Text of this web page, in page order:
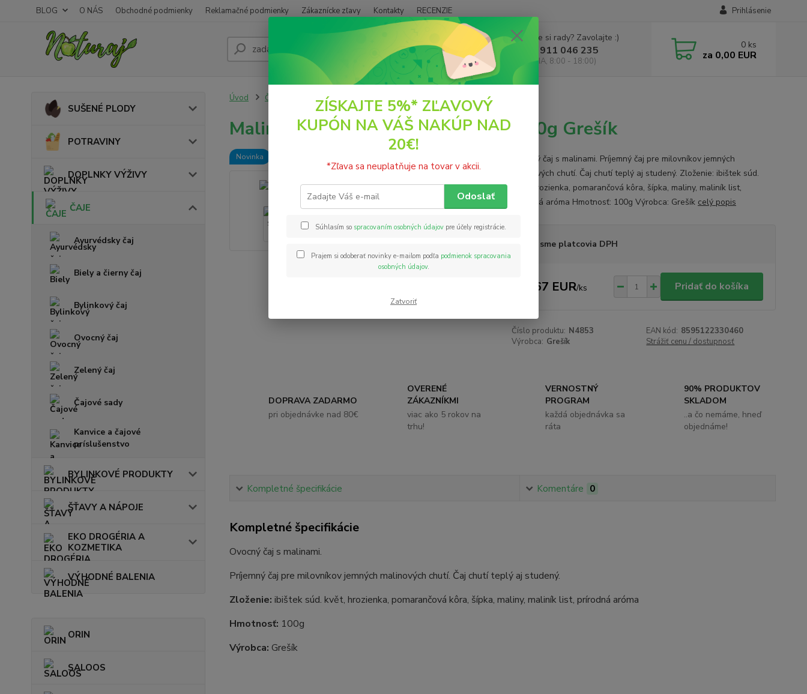
BLOG O NÁS Obchodné podmienky Reklamačné podmienky Zákaznícke zľavy Kontakty RECENZIE Prihlásenie
Hľadať
Neviete si rady? Zavolajte :)
+421 911 046 235
(PO - PIA, 8:00 - 18:00)
0 ks
za 0,00 EUR
SUŠENÉ PLODY
POTRAVINY
DOPLNKY VÝŽIVY
ČAJE
Ayurvédsky čaj
Biely a čierny čaj
Bylinkový čaj
Ovocný čaj
Zelený čaj
Čajové sady
Kanvice a čajové
príslušenstvo
BYLINKOVÉ PRODUKTY
ŠŤAVY A NÁPOJE
EKO DROGÉRIA A
KOZMETIKA
VÝHODNÉ BALENIA
ORIN
SALOOS
Úvod ČAJE Malinová šálka ovocný čaj sypaný 100g Grešík
Malinová šálka ovocný čaj sypaný 100g Grešík
Novinka
Ovocný čaj s malinami. Príjemný čaj pre milovníkov jemných
malinových chutí. Čaj chutí teplý aj studený. Zloženie: ibištek súd.
květ, hrozienka, pomarančová kôra, šípka, maliny, maliník list,
prírodná aróma Hmotnosť: 100g Výrobca: Grešík celý popis
Nie sme platcovia DPH
5,67 EUR/ks Pridať do košíka
Číslo produktu: N4853 EAN kód: 8595122330460
Výrobca: Grešík Strážiť cenu / dostupnosť
DOPRAVA ZADARMO
pri objednávke nad 80€
OVERENÉ
ZÁKAZNÍKMI
viac ako 5 rokov na
trhu!
VERNOSTNÝ
PROGRAM
každá objednávka sa
ráta
90% PRODUKTOV
SKLADOM
..a čo nemáme, hneď
objednáme!
Kompletné špecifikácie Komentáre 0
Kompletné špecifikácie
Ovocný čaj s malinami.
Príjemný čaj pre milovníkov jemných malinových chutí. Čaj chutí teplý aj studený.
Zloženie: ibištek súd. květ, hrozienka, pomarančová kôra, šípka, maliny, maliník list, prírodná aróma
Hmotnosť: 100g
Výrobca: Grešík
ZÍSKAJTE 5%* ZĽAVOVÝ
KUPÓN NA VÁŠ NAKÚP NAD
20€!
*Zľava sa neuplatňuje na tovar v akcii.
Odoslať
Súhlasím so spracovaním osobných údajov pre účely registrácie.
Prajem si odoberať novinky e-mailom podľa podmienok spracovania
osobných údajov.
Zatvoriť